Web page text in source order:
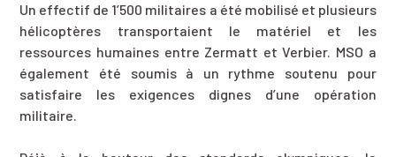
Un effectif de 1’500 militaires a été mobilisé et plusieurs
hélicoptères transportaient le matériel et les
ressources humaines entre Zermatt et Verbier. MSO a
également été soumis à un rythme soutenu pour
satisfaire les exigences dignes d’une opération
militaire.